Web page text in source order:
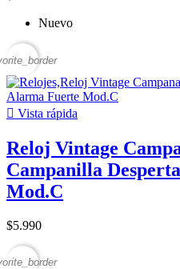
Nuevo
 Vista rápida
Reloj Vintage
Campanilla
Mod.C
$5.990